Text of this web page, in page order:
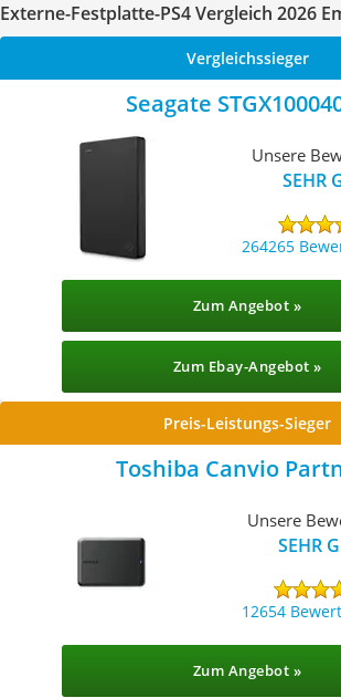
Externe-Festplatte-PS4 Vergleich 2026
Vergleichssieger
Seagate
Unsere
SEHR
264265
Zum Angebot »
Zum Ebay-Angebot »
Preis-Leistungs-Sieger
Toshiba Canvio
Unsere
SEHR
12654
Zum Angebot »